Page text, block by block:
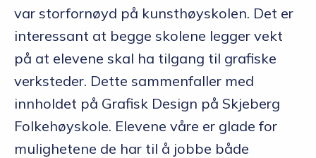
var storfornøyd på kunsthøyskolen. Det er
interessant at begge skolene legger vekt
på at elevene skal ha tilgang til grafiske
verksteder. Dette sammenfaller med
innholdet på Grafisk Design på Skjeberg
Folkehøyskole. Elevene våre er glade for
mulighetene de har til å jobbe både